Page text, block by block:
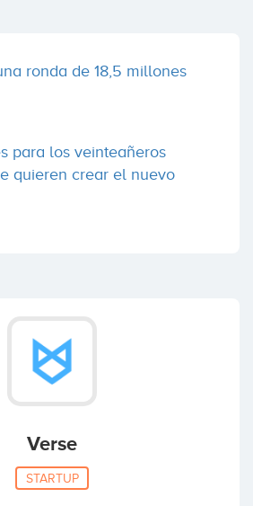
ronda de 18,5 millones
para los veinteañeros
quieren crear el nuevo
Verse
STARTUP